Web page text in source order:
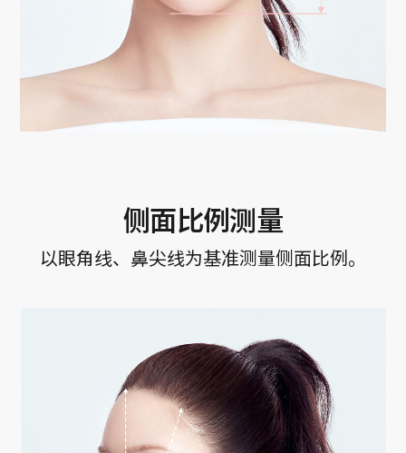
侧面比例测量
以眼角线、鼻尖线为基准测量侧面比例。